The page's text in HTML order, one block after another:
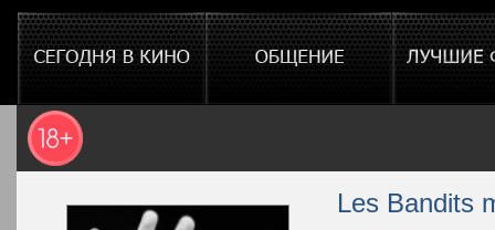
Les Bandits